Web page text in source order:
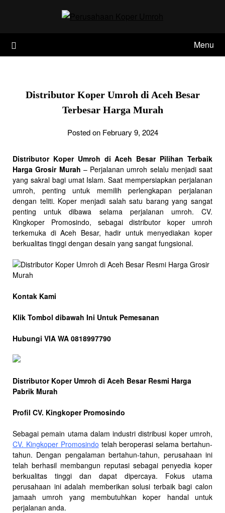
Menu
Distributor Koper Umroh di Aceh Besar
Terbesar Harga Murah
Posted on February 9, 2024
Distributor Koper Umroh di Aceh Besar Pilihan Terbaik
Harga Grosir Murah – Perjalanan umroh selalu menjadi saat
yang sakral bagi umat Islam. Saat mempersiapkan perjalanan
umroh, penting untuk memilih perlengkapan perjalanan
dengan teliti. Koper menjadi salah satu barang yang sangat
penting untuk dibawa selama perjalanan umroh. CV.
Kingkoper Promosindo, sebagai distributor koper umroh
terkemuka di Aceh Besar, hadir untuk menyediakan koper
berkualitas tinggi dengan desain yang sangat fungsional.
Kontak Kami
Klik Tombol dibawah Ini Untuk Pemesanan
Hubungi VIA WA 0818997790
Distributor Koper Umroh di Aceh Besar Resmi Harga
Pabrik Murah
Profil CV. Kingkoper Promosindo
Sebagai pemain utama dalam industri distribusi koper umroh,
CV. Kingkoper Promosindo telah beroperasi selama bertahun-
tahun. Dengan pengalaman bertahun-tahun, perusahaan ini
telah berhasil membangun reputasi sebagai penyedia koper
berkualitas tinggi dan dapat dipercaya. Fokus utama
perusahaan ini adalah memberikan solusi terbaik bagi calon
jamaah umroh yang membutuhkan koper handal untuk
perjalanan anda.